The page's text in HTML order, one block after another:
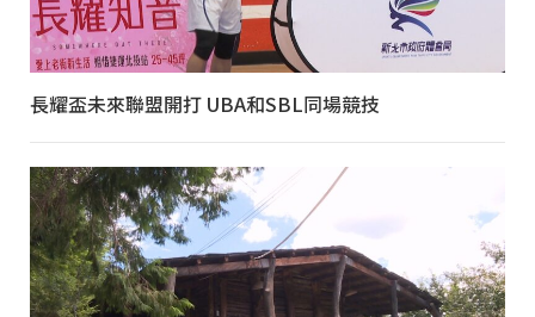
長耀盃未來聯盟開打 UBA和SBL同場競技